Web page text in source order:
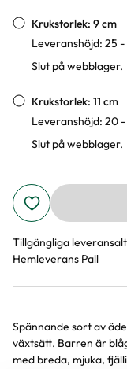
Krukstorlek: 9 cm
Leveranshöjd: 25
Slut på webblager.
Krukstorlek: 11 cm
Leveranshöjd: 20
Slut på webblager.
Tillgängliga
Hemleverans Pall
Spännande sort av
växtsätt. Barren är
med breda, mjuka,